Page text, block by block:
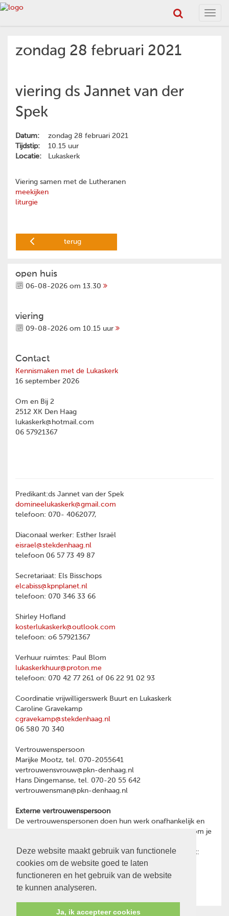
Deze website maakt gebruik van functionele
cookies om de website goed te laten
functioneren en het gebruik van de website
te kunnen analyseren.
Ja, ik accepteer cookies
zondag 28 februari 2021
viering ds Jannet van der
Spek
Datum:
zondag 28 februari 2021
Tijdstip:
10.15 uur
Locatie:
Lukaskerk
Viering samen met de Lutheranen
meekijken
liturgie
terug
open huis
06-08-2026 om 13.30
viering
09-08-2026 om 10.15 uur
Contact
Kennismaken met de Lukaskerk
16 september 2026
Om en Bij 2
2512 XK Den Haag
lukaskerk@hotmail.com
06 57921367
Predikant:ds Jannet van der Spek
domineelukaskerk@gmail.com
telefoon: 070- 4062077,
Diaconaal werker: Esther Israël
eisrael@stekdenhaag.nl
telefoon 06 57 73 49 87
Secretariaat: Els Bisschops
elcabiss@kpnplanet.nl
telefoon: 070 346 33 66
Shirley Hofland
kosterlukaskerk@outlook.com
telefoon: o6 57921367
Verhuur ruimtes: Paul Blom
lukaskerkhuur@proton.me
telefoon: 070 42 77 261 of 06 22 91 02 93
Coordinatie vrijwilligerswerk Buurt en Lukaskerk
Caroline Gravekamp
cgravekamp@stekdenhaag.nl
06 580 70 340
Vertrouwenspersoon
Marijke Mootz, tel. 070-2055641
vertrouwensvrouw@pkn-denhaag.nl
Hans Dingemanse, tel. 070-20 55 642
vertrouwensman@pkn-denhaag.nl
Externe vertrouwenspersoon
De vertrouwenspersonen doen hun werk onafhankelijk en
hebben geheimhoudingsplicht. Heb je een reden waarom je
vertrouwenspersoon, dan kun je contact opnemen met:
Ina Oost
psychotherapeut en GZ-psycholoog
06-28466591